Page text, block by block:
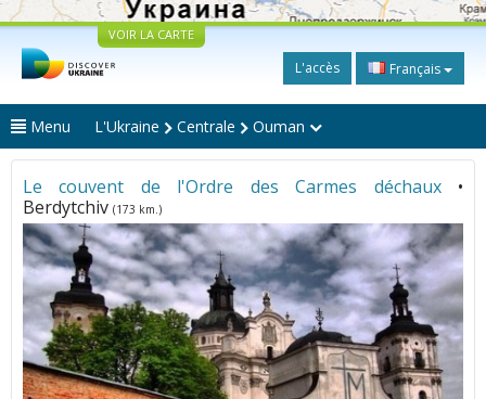
VOIR LA CARTE
L'accès Français
Menu L'Ukraine Centrale Ouman
Le couvent de l'Ordre des Carmes déchaux •
Berdytchiv (173 km.)